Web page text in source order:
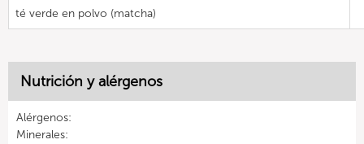
té verde en polvo (matcha)
Nutrición y alérgenos
Alérgenos:
Minerales: